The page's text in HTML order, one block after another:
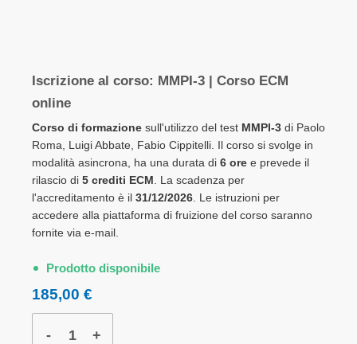
raggruppati
Iscrizione al corso: MMPI-3 | Corso ECM
online
Corso di formazione sull'utilizzo del test MMPI-3 di Paolo
Roma, Luigi Abbate, Fabio Cippitelli. Il corso si svolge in
modalità asincrona, ha una durata di 6 ore e prevede il
rilascio di 5 crediti ECM . La scadenza per
l'accreditamento è il 31/12/2026 . Le istruzioni per
accedere alla piattaforma di fruizione del corso saranno
fornite via e-mail.
Prodotto disponibile
185,00 €
- +